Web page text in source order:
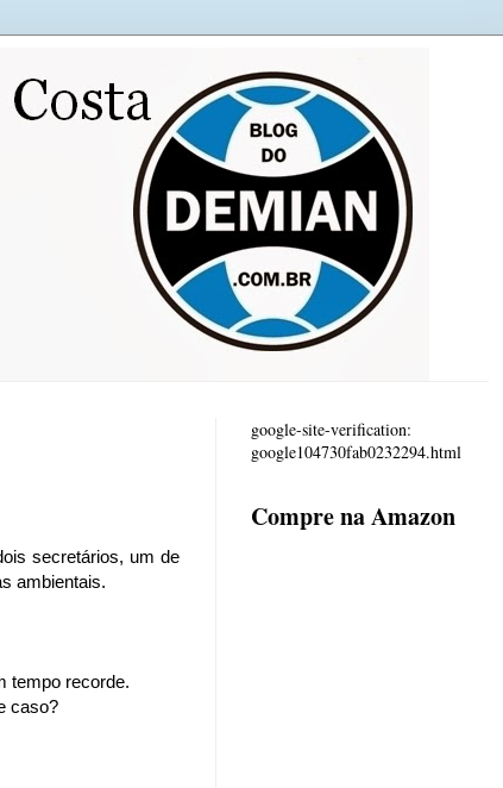
secretários, um de
ambientais.
tempo recorde.
caso?
google-site-verification:
google104730fab0232294.html
Compre na Amazon